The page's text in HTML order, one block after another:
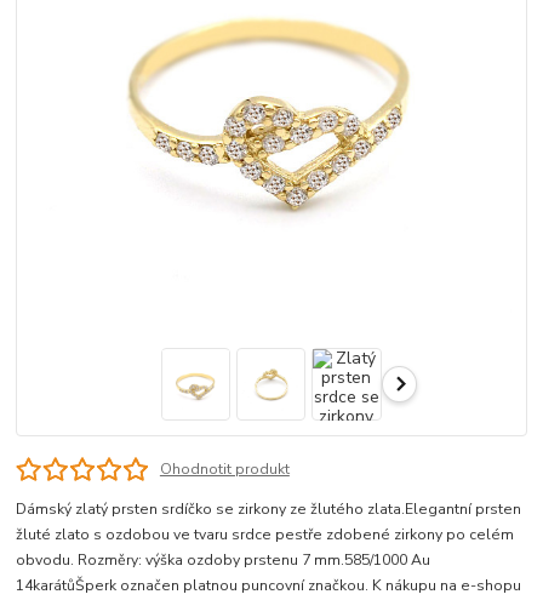
Ohodnotit produkt
Dámský zlatý prsten srdíčko se zirkony ze žlutého zlata.Elegantní prsten
žluté zlato s ozdobou ve tvaru srdce pestře zdobené zirkony po celém
obvodu. Rozměry: výška ozdoby prstenu 7 mm.585/1000 Au
14karátůŠperk označen platnou puncovní značkou. K nákupu na e-shopu